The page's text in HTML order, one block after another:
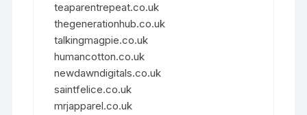
teaparentrepeat.co.uk
thegenerationhub.co.uk
talkingmagpie.co.uk
humancotton.co.uk
newdawndigitals.co.uk
saintfelice.co.uk
mrjapparel.co.uk